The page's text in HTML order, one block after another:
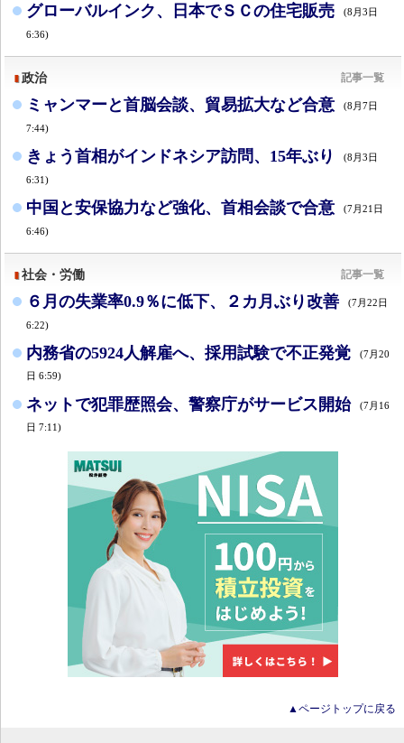
グローバルインク、日本でＳＣの住宅販売 (8月3日
6:36)
政治 記事一覧
ミャンマーと首脳会談、貿易拡大など合意 (8月7日
7:44)
きょう首相がインドネシア訪問、15年ぶり (8月3日
6:31)
中国と安保協力など強化、首相会談で合意 (7月21日
6:46)
社会・労働 記事一覧
６月の失業率0.9％に低下、２カ月ぶり改善 (7月22日
6:22)
内務省の5924人解雇へ、採用試験で不正発覚
(7月20
日 6:59)
ネットで犯罪歴照会、警察庁がサービス開始
(7月16
日 7:11)
▲ページトップに戻る